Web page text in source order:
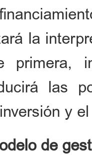
la
primera,
las
y
de